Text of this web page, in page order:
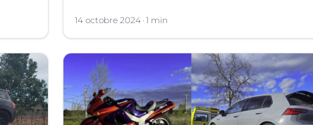
14 octobre 2024 1 min